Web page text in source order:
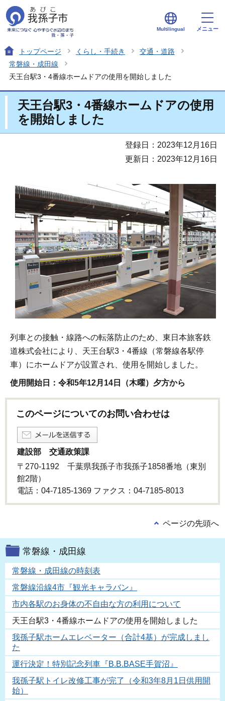
Multilingual メニュー
トップページ くらし・手続き
交通・道路
常磐線・成田線
天王台駅3・4番線ホームドアの使用を開始しました
天王台駅3・4番線ホームドアの使用
を開始しました
登録日：2023年12月16日
更新日：2023年12月16日
列車との接触・線路への転落防止のため、東日本旅客鉄
道株式会社により、天王台駅3・4番線（常磐線各駅停
車）にホームドアが設置され、使用を開始しました。
使用開始日：令和5年12月14日（木曜）夕方から
このページについてのお問い合わせは
建設部 交通政策課
〒270-1192 千葉県我孫子市我孫子1858番地（東別
館2階）
電話：04-7185-1369 ファクス：04-7185-8013
ページの先頭へ
常磐線・成田線
常磐線・成田線の時刻表
常磐線沿線4市『観光キャラバン』
市内各駅のお身体の不自由な方の利用について
天王台駅3・4番線ホームドアの使用を開始しました
我孫子駅ホームエレベーター（合計4基）が完成しまし
た
運行決定！特別記念列車『B.B.BASE手賀沼』
我孫子駅トイレ改修工事が完了（令和3年8月1日供用開
始）